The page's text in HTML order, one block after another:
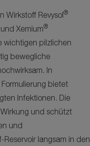
Wirkstoff Revysol®
Xemium®
wichtigen pilzlichen
bewegliche
In
bietet
Infektionen. Die
und schützt
und
Reservoir langsam in den